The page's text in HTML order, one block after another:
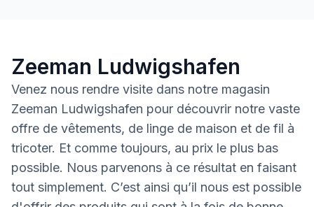
Zeeman Ludwigshafen
Venez nous rendre visite dans notre magasin
Zeeman Ludwigshafen pour découvrir notre vaste
offre de vêtements, de linge de maison et de fil à
tricoter. Et comme toujours, au prix le plus bas
possible. Nous parvenons à ce résultat en faisant
tout simplement. C’est ainsi qu’il nous est possible